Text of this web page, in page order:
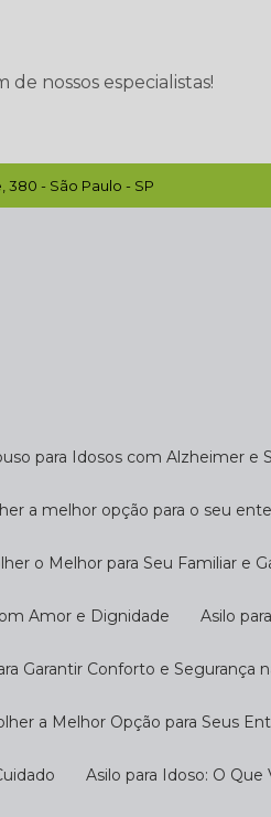
nossos especialistas!
- São Paulo - SP
para Idosos com Alzheimer e
a melhor opção para o seu
o Melhor para Seu Familiar e
Amor e Dignidade Asilo
Garantir Conforto e Segurança
a Melhor Opção para Seus
Asilo para Idoso: O